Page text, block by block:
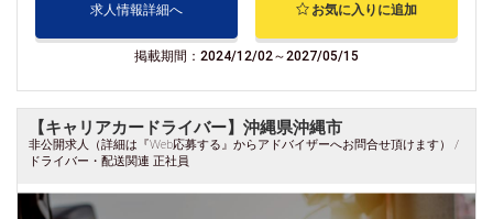
求人情報詳細へ お気に入りに追加
掲載期間：2024/12/02～2027/05/15
【キャリアカードライバー】沖縄県沖縄市
非公開求人（詳細は『Web応募する』からアドバイザーへお問合せ頂けます） /
ドライバー・配送関連 正社員